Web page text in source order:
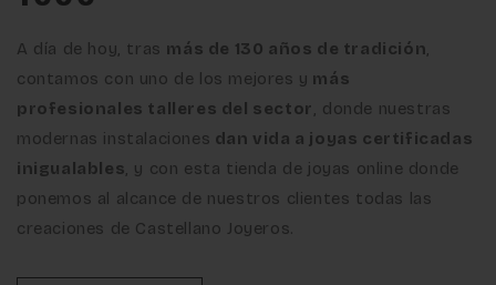
A día de hoy, tras más de 130 años de tradición,
contamos con uno de los mejores y más
profesionales talleres del sector, donde nuestras
modernas instalaciones dan vida a joyas certificadas
inigualables, y con esta tienda de joyas online donde
ponemos al alcance de nuestros clientes todas las
creaciones de Castellano Joyeros.